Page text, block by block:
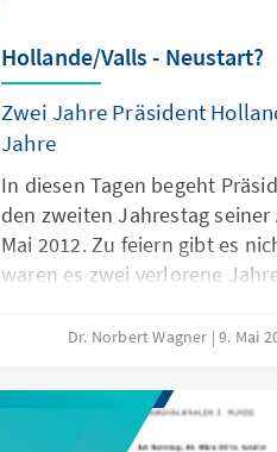
Führung der UMP
15. Juni).
Hollande/Valls - Neustart?
Zwei Jahre Präsident
Jahre
In diesen Tagen begeht
den zweiten Jahrestag
Mai 2012. Zu feiern gibt es
waren es zwei verlorene
der verlorenen Zeit“. Ihm
2017.
Dr. Norbert Wagner 9. Mai